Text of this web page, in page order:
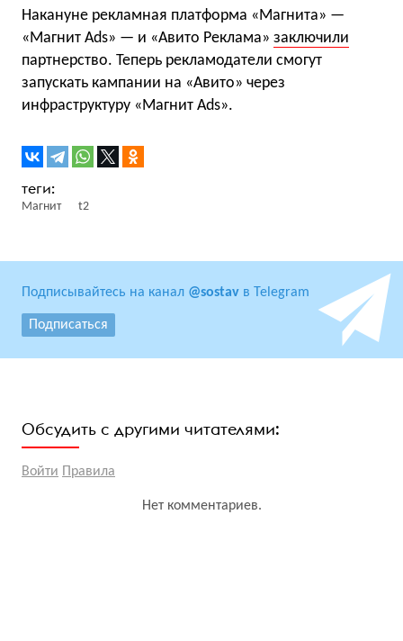
Накануне рекламная платформа «Магнита» —
«Магнит Ads» — и «Авито Реклама» заключили
партнерство. Теперь рекламодатели смогут
запускать кампании на «Авито» через
инфраструктуру «Магнит Ads».
Магнит t2
Подписывайтесь на канал @sostav в Telegram
Подписаться
Обсудить с другими читателями:
Войти Правила
Нет комментариев.